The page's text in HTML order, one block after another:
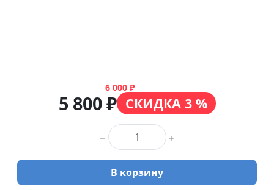
6 000 ₽
5 800 ₽ СКИДКА 3 %
Количество товара
В корзину